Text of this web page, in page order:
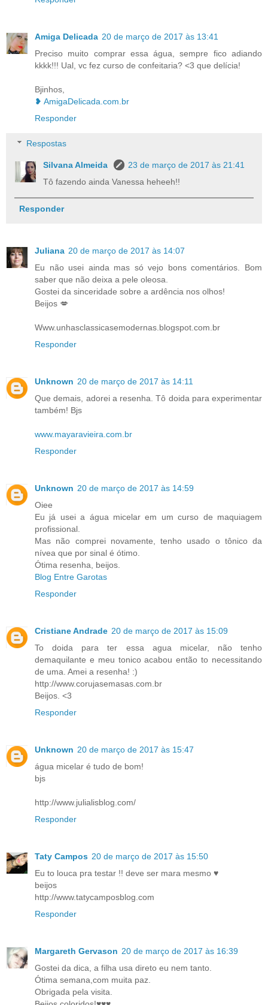
Amiga Delicada 20 de março de 2017 às 13:41
Preciso muito comprar essa água, sempre fico adiando
kkkk!!! Ual, vc fez curso de confeitaria? <3 que delícia!
Bjinhos,
❥ AmigaDelicada.com.br
Responder
Respostas
Silvana Almeida
23 de março de 2017 às 21:41
Tô fazendo ainda Vanessa heheeh!!
Responder
Juliana 20 de março de 2017 às 14:07
Eu não usei ainda mas só vejo bons comentários. Bom
saber que não deixa a pele oleosa.
Gostei da sinceridade sobre a ardência nos olhos!
Beijos 💋
Www.unhasclassicasemodernas.blogspot.com.br
Responder
Unknown 20 de março de 2017 às 14:11
Que demais, adorei a resenha. Tô doida para experimentar
também! Bjs
www.mayaravieira.com.br
Responder
Unknown 20 de março de 2017 às 14:59
Oiee
Eu já usei a água micelar em um curso de maquiagem
profissional.
Mas não comprei novamente, tenho usado o tônico da
nívea que por sinal é ótimo.
Ótima resenha, beijos.
Blog Entre Garotas
Responder
Cristiane Andrade 20 de março de 2017 às 15:09
To doida para ter essa agua micelar, não tenho
demaquilante e meu tonico acabou então to necessitando
de uma. Amei a resenha! :)
http://www.corujasemasas.com.br
Beijos. <3
Responder
Unknown 20 de março de 2017 às 15:47
água micelar é tudo de bom!
bjs
http://www.julialisblog.com/
Responder
Taty Campos 20 de março de 2017 às 15:50
Eu to louca pra testar !! deve ser mara mesmo ♥
beijos
http://www.tatycamposblog.com
Responder
Margareth Gervason 20 de março de 2017 às 16:39
Gostei da dica, a filha usa direto eu nem tanto.
Ótima semana,com muita paz.
Obrigada pela visita.